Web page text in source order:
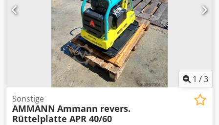
1 /3
Sonstige
AMMANN Ammann revers.
Rüttelplatte APR 40/60